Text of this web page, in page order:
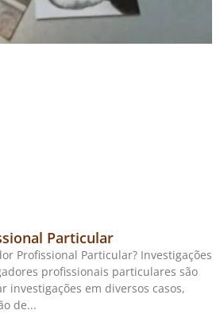
Particular
Profissional Particular? Investigações
profissionais particulares são
investigações em diversos casos,
de